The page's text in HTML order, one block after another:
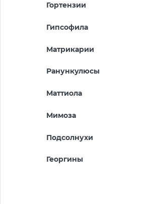
Гортензии
Гипсофила
Матрикарии
Ранункулюсы
Маттиола
Мимоза
Подсолнухи
Георгины